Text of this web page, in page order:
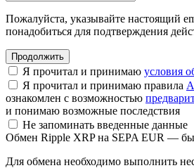
Пожалуйста, указывайте настоящий
понадобиться для подтверждения
Я прочитал и принимаю условия
Я прочитал и принимаю правила
ознакомлен с возможностью
и понимаю возможные последствия
Не запоминать введенные данные
Обмен Ripple XRP на SEPA EUR —
Для обмена необходимо выполнить